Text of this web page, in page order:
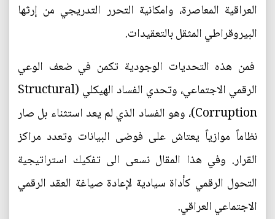
العراقية المعاصرة، وامكانية التحرر التدريجي من إرثها
البيروقراطي المثقل بالتعقيدات.
فمن هذه التحديات الوجودية تكمن في ضعف الوعي
الرقمي الاجتماعي، وتحدي الفساد الهيكلي (Structural
Corruption)، وهو الفساد الذي لم يعد استثناء بل صار
نظاماً موازياً يعتاش على فوضى البيانات وتعدد مراكز
القرار. وفي هذا المقال نسعى الى تفكيك استراتيجية
التحول الرقمي كأداة سيادية لإعادة صياغة العقد الرقمي
الاجتماعي العراقي.